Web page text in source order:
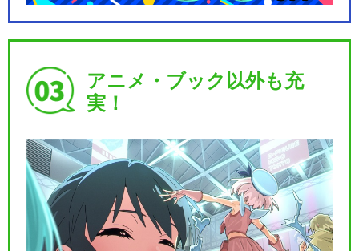
アニメ・ブック以外も充
実！